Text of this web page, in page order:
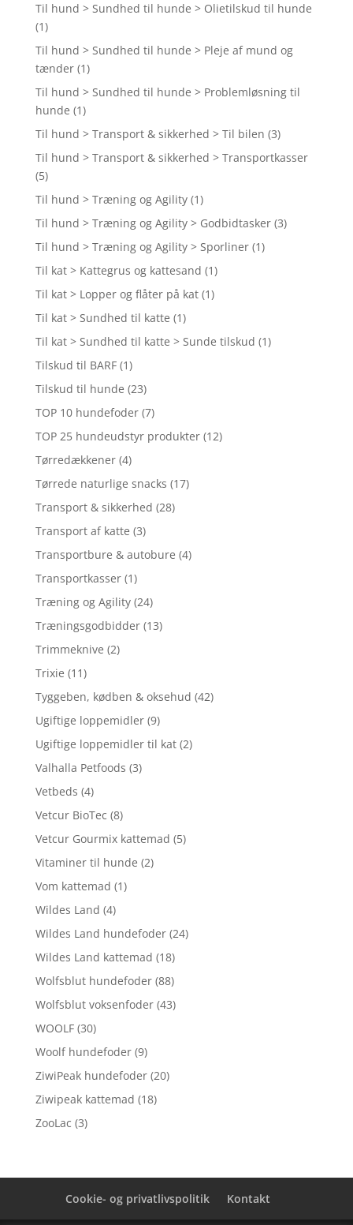
Til hund > Sundhed til hunde > Olietilskud til hunde
(1)
Til hund > Sundhed til hunde > Pleje af mund og
tænder (1)
Til hund > Sundhed til hunde > Problemløsning til
hunde (1)
Til hund > Transport & sikkerhed > Til bilen (3)
Til hund > Transport & sikkerhed > Transportkasser
(5)
Til hund > Træning og Agility (1)
Til hund > Træning og Agility > Godbidtasker (3)
Til hund > Træning og Agility > Sporliner (1)
Til kat > Kattegrus og kattesand (1)
Til kat > Lopper og flåter på kat (1)
Til kat > Sundhed til katte (1)
Til kat > Sundhed til katte > Sunde tilskud (1)
Tilskud til BARF (1)
Tilskud til hunde (23)
TOP 10 hundefoder (7)
TOP 25 hundeudstyr produkter (12)
Tørredækkener (4)
Tørrede naturlige snacks (17)
Transport & sikkerhed (28)
Transport af katte (3)
Transportbure & autobure (4)
Transportkasser (1)
Træning og Agility (24)
Træningsgodbidder (13)
Trimmeknive (2)
Trixie (11)
Tyggeben, kødben & oksehud (42)
Ugiftige loppemidler (9)
Ugiftige loppemidler til kat (2)
Valhalla Petfoods (3)
Vetbeds (4)
Vetcur BioTec (8)
Vetcur Gourmix kattemad (5)
Vitaminer til hunde (2)
Vom kattemad (1)
Wildes Land (4)
Wildes Land hundefoder (24)
Wildes Land kattemad (18)
Wolfsblut hundefoder (88)
Wolfsblut voksenfoder (43)
WOOLF (30)
Woolf hundefoder (9)
ZiwiPeak hundefoder (20)
Ziwipeak kattemad (18)
ZooLac (3)
Cookie- og privatlivspolitik Kontakt